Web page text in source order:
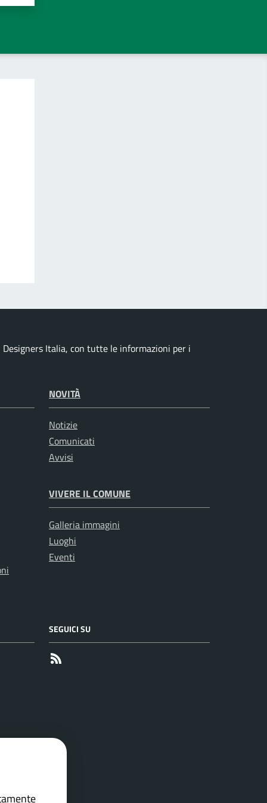
Italia, con tutte le informazioni per i
NOVITÀ
Notizie
Comunicati
Avvisi
VIVERE IL COMUNE
Galleria immagini
Luoghi
Eventi
SEGUICI SU